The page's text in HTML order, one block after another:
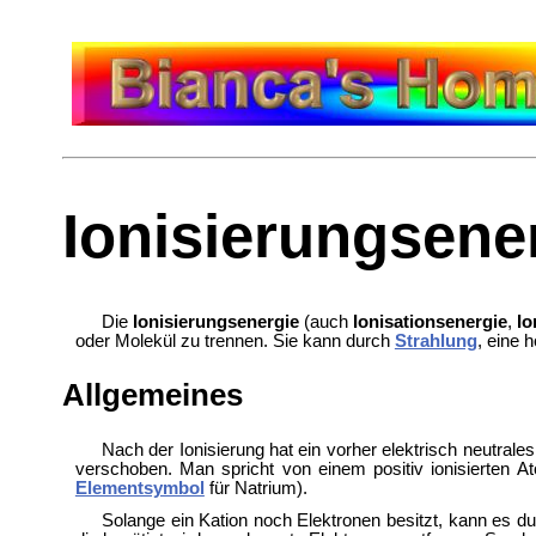
Die Ionisierungsenergie (auch Ionisationsenergie,
oder Molekül zu trennen. Sie kann durch Strahlung, eine
Allgemeines
Nach der Ionisierung hat ein vorher elektrisch
verschoben. Man spricht von einem positiv ionisierten
Elementsymbol für Natrium).
Solange ein Kation noch Elektronen besitzt, kann es